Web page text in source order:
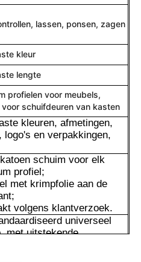
lassen, ponsen, zagen
kleur
lengte
profielen voor meubels,
voor schuifdeuren van kasten
kleuren, afmetingen,
logo's en verpakkingen,
schuim voor elk
profiel;
met krimpfolie aan de
volgens klantverzoek.
universeel
met uitstekende